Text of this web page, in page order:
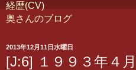
経歴(CV)
奥さんのブログ
2013年12月11日水曜日
[J:6] １９９３年４